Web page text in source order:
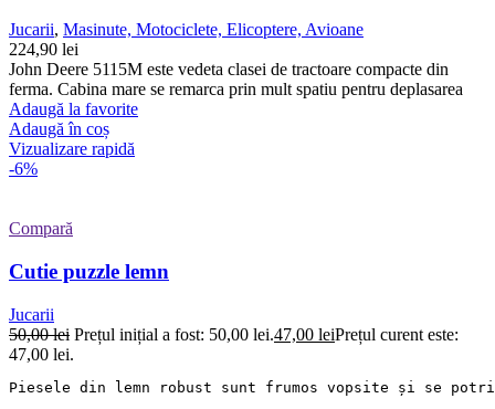
Jucarii, Masinute, Motociclete, Elicoptere, Avioane
224,90 lei
John Deere 5115M este vedeta clasei de tractoare compacte din
ferma. Cabina mare se remarca prin mult spatiu pentru deplasarea
Adaugă la favorite
Adaugă în coș
Vizualizare rapidă
-6%
Compară
Cutie puzzle lemn
Jucarii
50,00lei Prețul inițial a fost: 50,00 lei.47,00 leiPrețul curent este:
47,00 lei.
Piesele din lemn robust sunt frumos vopsite și se